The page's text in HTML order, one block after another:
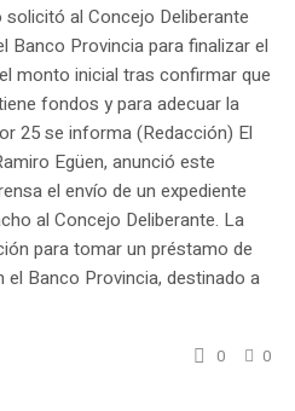
al Concejo Deliberante
Banco Provincia para finalizar el
monto inicial tras confirmar que
fondos y para adecuar la
25 se informa (Redacción) El
Egüen, anunció este
el envío de un expediente
al Concejo Deliberante. La
para tomar un préstamo de
Banco Provincia, destinado a
0 0